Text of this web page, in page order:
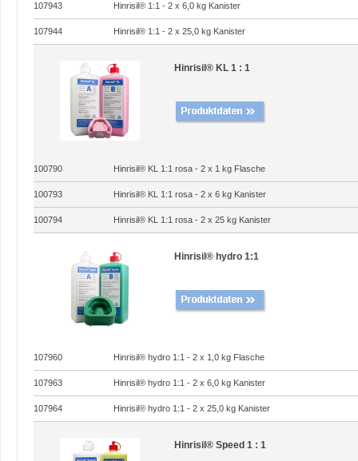
107943 Hinrisil® 1:1 - 2 x 6,0 kg Kanister
107944 Hinrisil® 1:1 - 2 x 25,0 kg Kanister
Hinrisil® KL 1 : 1
100790 Hinrisil® KL 1:1 rosa - 2 x 1 kg Flasche
100793 Hinrisil® KL 1:1 rosa - 2 x 6 kg Kanister
100794 Hinrisil® KL 1:1 rosa - 2 x 25 kg Kanister
Hinrisil® hydro 1:1
107960 Hinrisil® hydro 1:1 - 2 x 1,0 kg Flasche
107963 Hinrisil® hydro 1:1 - 2 x 6,0 kg Kanister
107964 Hinrisil® hydro 1:1 - 2 x 25,0 kg Kanister
Hinrisil® Speed 1 : 1